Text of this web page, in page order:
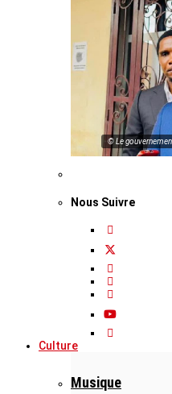
© Le
Nous Suivre
Culture
Musique